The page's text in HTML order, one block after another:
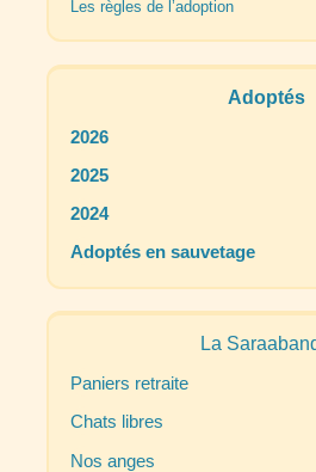
Les règles de l’adoption
Adoptés
2026
2025
2024
Adoptés en sauvetage
La
Paniers retraite
Chats libres
Nos anges